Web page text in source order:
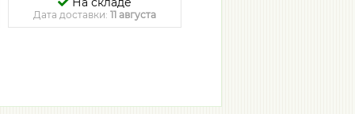
Дата доставки: 11 августа